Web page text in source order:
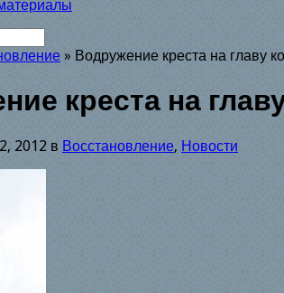
» Водружение креста на главу
креста на
2012 в Восстановление, Новости